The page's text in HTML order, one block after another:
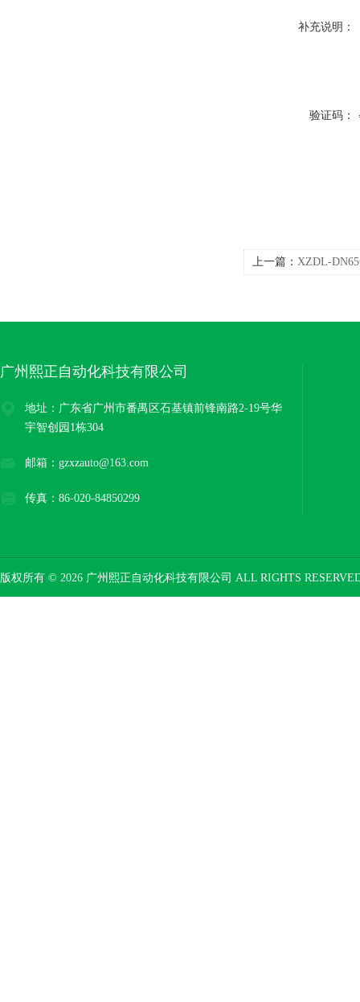
补充说明：
验证码：
上一篇： XZDL-
广州熙正自动化科技有限公司
地址：广东省广州市番禺区石基镇前锋南路2-19号华
宇智创园1栋304
邮箱：gzxzauto@163.com
传真：86-020-84850299
版权所有 © 2026 广州熙正自动化科技有限公司 ALL RIGHTS